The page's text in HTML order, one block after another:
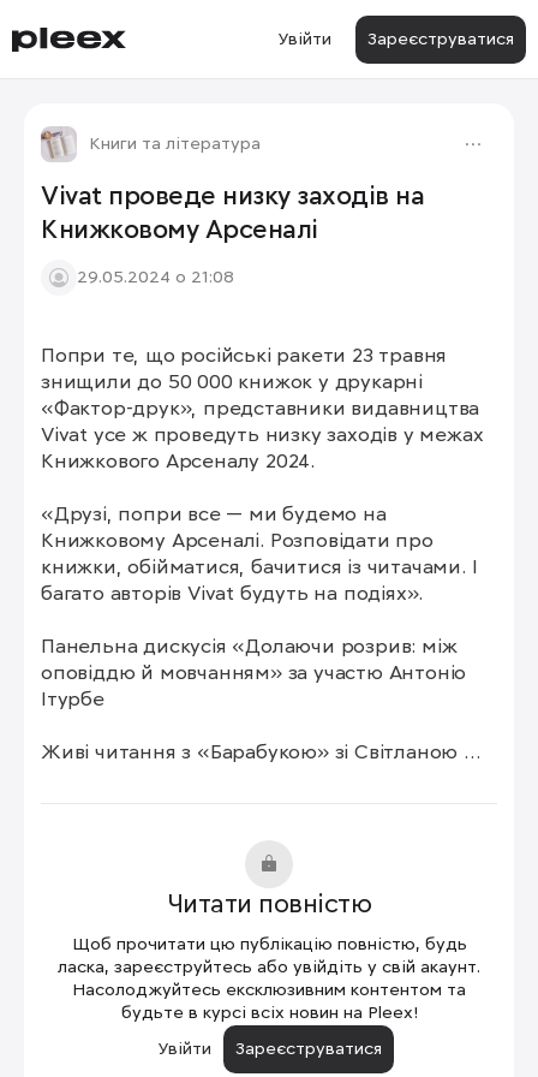
Увійти Зареєструватися
Книги та література
Vivat проведе низку заходів на
Книжковому Арсеналі
29.05.2024 о 21:08
Попри те, що російські ракети 23 травня
знищили до 50 000 книжок у друкарні
«Фактор-друк», представники видавництва
Vivat усе ж проведуть низку заходів у межах
Книжкового Арсеналу 2024.
«Друзі, попри все — ми будемо на
Книжковому Арсеналі. Розповідати про
книжки, обійматися, бачитися із читачами. І
багато авторів Vivat будуть на подіях».
Панельна дискусія «Долаючи розрив: між
оповіддю й мовчанням» за участю Антоніо
Ітурбе
Живі читання з «Барабукою» зі Світланою
в часи війни з авторкою книжки «Її війна»
Літературні читання з дитячим
письменником Сашком Дерманським
Обговорення книжки «Слова і кулі» Наталії
Корнієнко (наклад цієї книжки згорів
унаслідок російського ракетного удару 23
Читати повністю
Щоб прочитати цю публікацію повністю, будь
ласка, зареєструйтесь або увійдіть у свій акаунт.
Насолоджуйтесь ексклюзивним контентом та
будьте в курсі всіх новин на Pleex!
Увійти
Зареєструватися